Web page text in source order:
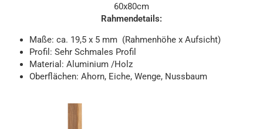
60x80cm
Rahmendetails:
Maße: ca. 19,5 x 5 mm (Rahmenhöhe x Aufsicht)
Profil: Sehr Schmales Profil
Material: Aluminium /Holz
Oberflächen: Ahorn, Eiche, Wenge, Nussbaum